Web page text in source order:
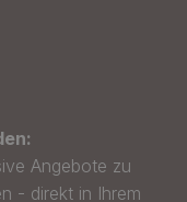
Angebote zu
- direkt in Ihrem